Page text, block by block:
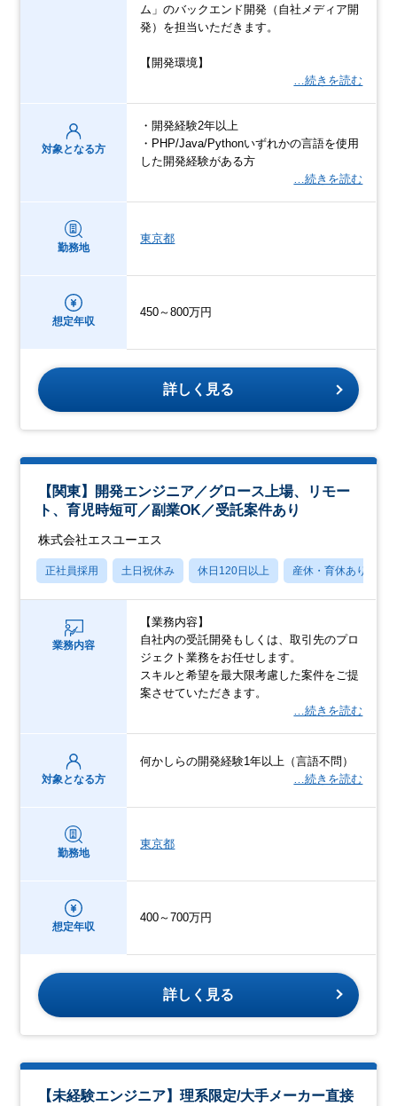
ム」のバックエンド開発（自社メディア開
発）を担当いただきます。
【開発環境】
…続きを読む
対象となる方
・開発経験2年以上
・PHP/Java/Pythonいずれかの言語を使用
した開発経験がある方
…続きを読む
勤務地
東京都
想定年収
450～800万円
詳しく見る
【関東】開発エンジニア／グロース上場、リモー
ト、育児時短可／副業OK／受託案件あり
株式会社エスユーエス
正社員採用 土日祝休み 休日120日以上 産休・育休あり
業務内容
【業務内容】
自社内の受託開発もしくは、取引先のプロ
ジェクト業務をお任せします。
スキルと希望を最大限考慮した案件をご提
案させていただきます。
…続きを読む
対象となる方
何かしらの開発経験1年以上（言語不問）
…続きを読む
勤務地
東京都
想定年収
400～700万円
詳しく見る
【未経験エンジニア】理系限定/大手メーカー直接